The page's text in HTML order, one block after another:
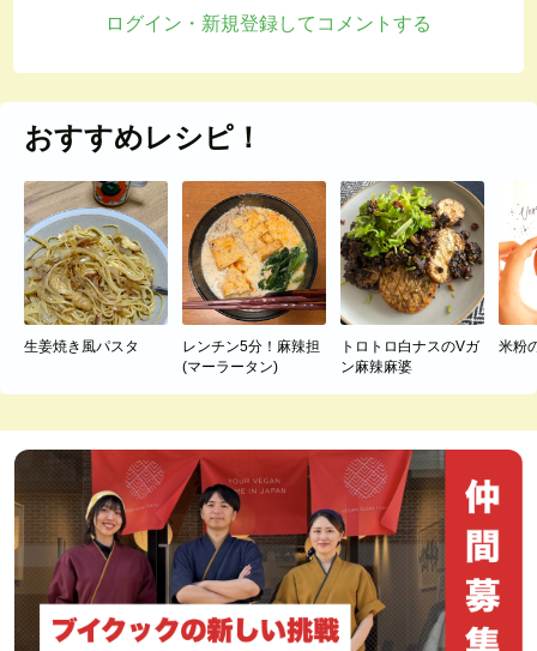
ログイン・新規登録してコメントする
おすすめレシピ！
生姜焼き風パスタ
レンチン5分！麻辣担
(マーラータン)
トロトロ白ナスのVガ
ン麻辣麻婆
米粉